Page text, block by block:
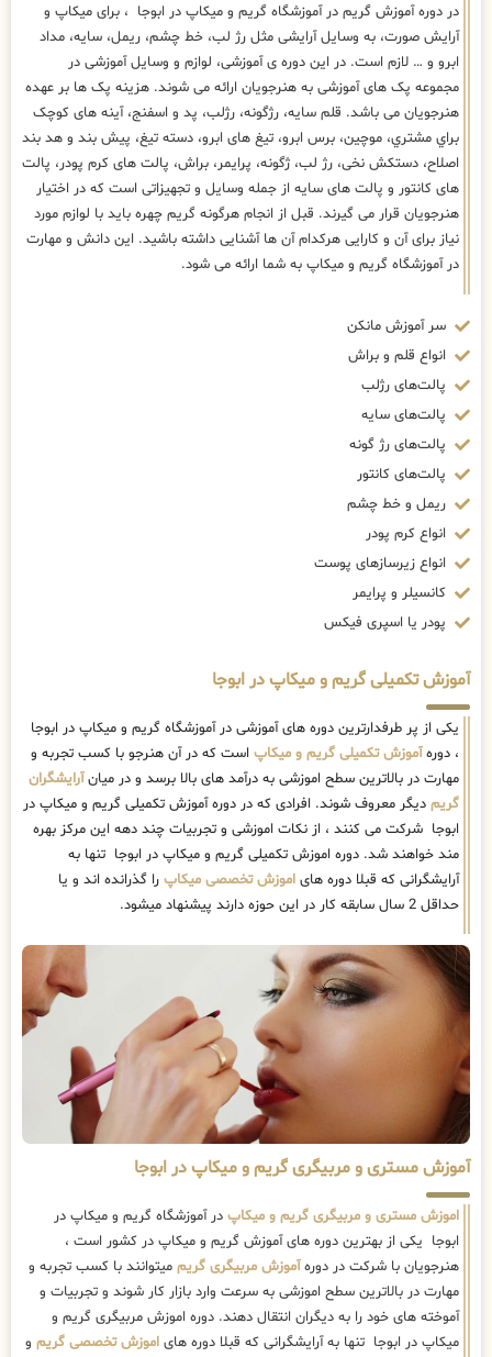
در دوره آموزش گریم در آموزشگاه گریم و میکاپ در ابوجا ، برای میکاپ و
آرایش صورت، به وسایل آرایشی مثل رژ لب، خط چشم، ریمل، سایه، مداد
ابرو و … لازم است. در این دوره ی آموزشی، لوازم و وسایل آموزشی در
مجموعه پک های آموزشی به هنرجویان ارائه می شوند. هزینه پک ها بر عهده
هنرجویان می باشد. قلم سایه، رژگونه، رژلب، پد و اسفنج، آینه های كوچک
براي مشتري، موچین، برس ابرو، تیغ های ابرو، دسته تیغ، پیش بند و هد بند
اصلاح، دستکش نخی، رژ لب، ژگونه، پرایمر، براش، پالت های کرم پودر، پالت
های کانتور و پالت های سایه از جمله وسایل و تجهیزاتی است که در اختیار
هنرجویان قرار می گیرند. قبل از انجام هرگونه گریم چهره باید با لوازم مورد
نیاز برای آن و کارایی هرکدام آن ها آشنایی داشته باشید. این دانش و مهارت
در آموزشگاه گریم و میکاپ به شما ارائه می شود.
سر آموزش مانکن
انواع قلم و براش
پالت‌های رژلب
پالت‌های سایه
پالت‌های رژ گونه
پالت‌های کانتور
ریمل و خط چشم
انواع کرم پودر
انواع زیرسازهای پوست
کانسیلر و پرایمر
پودر یا اسپری فیکس
آموزش تکمیلی گریم و میکاپ در ابوجا
یکی از پر طرفدارترین دوره های آموزشی در آموزشگاه گریم و میکاپ در ابوجا
، دورهآموزش تکمیلی گریم و میکاپ است که در آن هنرجو با کسب تجربه و
مهارت در بالاترین سطح اموزشی به درآمد های بالا برسد و در میانآرایشگران
گریم دیگر معروف شوند. افرادی که در دوره آموزش تکمیلی گریم و میکاپ در
ابوجا شرکت می کنند ، از نکات اموزشی و تجربیات چند دهه این مرکز بهره
مند خواهند شد. دوره اموزش تکمیلی گریم و میکاپ در ابوجا تنها به
آرایشگرانی که قبلا دوره های اموزش تخصصی میکاپ را گذرانده اند و یا
حداقل 2 سال سابقه کار در این حوزه دارند پیشنهاد میشود.
آموزش مستری و مربیگری گریم و میکاپ در ابوجا
اموزش مستری و مربیگری گریم و میکاپ در آموزشگاه گریم و میکاپ در
ابوجا یکی از بهترین دوره های آموزش گریم و میکاپ در کشور است ،
هنرجویان با شرکت در دورهآموزش مربیگری گریم میتوانند با کسب تجربه و
مهارت در بالاترین سطح اموزشی به سرعت وارد بازار کار شوند و تجربیات و
آموخته های خود را به دیگران انتقال دهند. دوره اموزش مربیگری گریم و
میکاپ در ابوجا تنها به آرایشگرانی که قبلا دوره های اموزش تخصصی گریم و